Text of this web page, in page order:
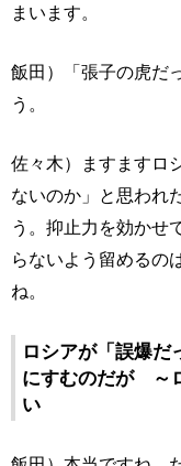
まいます。
飯田）「張子の虎だ
う。
佐々木）ますますロ
ないのか」と思われ
う。抑止力を効かせ
らないよう留めるの
ね。
ロシアが「誤爆だ
にすむのだが ～
い